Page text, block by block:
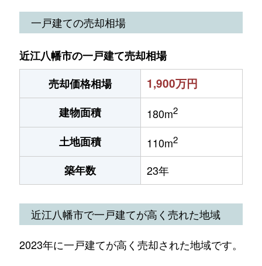
一戸建ての売却相場
近江八幡市の一戸建て売却相場
売却価格相場
1,900万円
建物面積 180m2
土地面積 110m2
築年数 23年
近江八幡市で一戸建てが高く売れた地域
2023年に一戸建てが高く売却された地域です。